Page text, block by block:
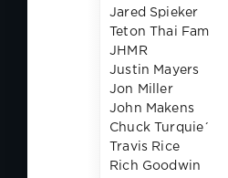
Jared Spieker
Teton Thai Fam
JHMR
Justin Mayers
Jon Miller
John Makens
Chuck Turquie´
Travis Rice
Rich Goodwin